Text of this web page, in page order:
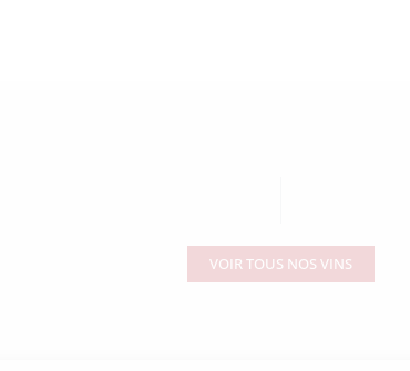
VOIR TOUS NOS VINS